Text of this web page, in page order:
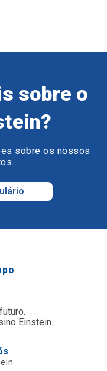
sobre o
sobre os nossos
Einstein.